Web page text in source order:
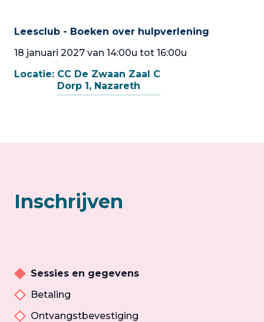
Leesclub - Boeken over hulpverlening
18 januari 2027 van 14:00u tot 16:00u
Locatie: CC De Zwaan Zaal C
Dorp 1, Nazareth
Inschrijven
Sessies en gegevens
Betaling
Ontvangstbevestiging